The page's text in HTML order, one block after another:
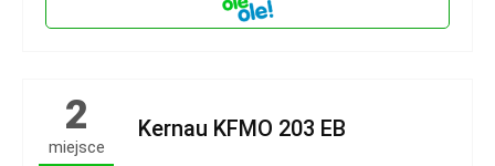
2
miejsce
Kernau KFMO 203 EB